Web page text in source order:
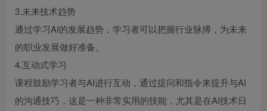
3.未来技术趋势
通过学习AI的发展趋势，学习者可以把握行业脉搏，为未来
的职业发展做好准备。
4.互动式学习
课程鼓励学习者与AI进行互动，通过提问和指令来提升与AI
的沟通技巧，这是一种非常实用的技能，尤其是在AI技术日